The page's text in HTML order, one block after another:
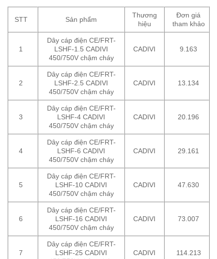
STT Sản phẩm
Thương
hiệu
Đơn giá
tham khảo
1
Dây cáp điện CE/FRT-
LSHF-1.5 CADIVI
450/750V chậm cháy
CADIVI 9.163
2
Dây cáp điện CE/FRT-
LSHF-2.5 CADIVI
450/750V chậm cháy
CADIVI 13.134
3
Dây cáp điện CE/FRT-
LSHF-4 CADIVI
450/750V chậm cháy
CADIVI 20.196
4
Dây cáp điện CE/FRT-
LSHF-6 CADIVI
450/750V chậm cháy
CADIVI 29.161
5
Dây cáp điện CE/FRT-
LSHF-10 CADIVI
450/750V chậm cháy
CADIVI 47.630
6
Dây cáp điện CE/FRT-
LSHF-16 CADIVI
450/750V chậm cháy
CADIVI 73.007
7
Dây cáp điện CE/FRT-
LSHF-25 CADIVI
CADIVI 114.213